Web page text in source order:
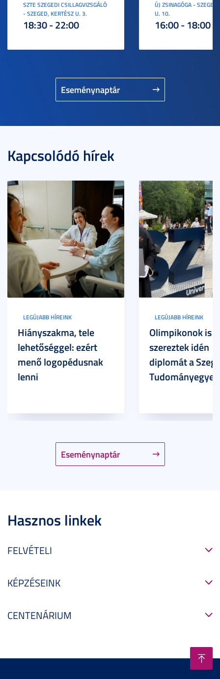
Eseménynaptár
SZTE SZEGEDI CSILLAGVIZSGÁLÓ
- SZEGED, KERTÉSZ U. 3.
18:30 - 22:00
ÚJ ZSINAGÓGA -
U. 10.
16:00 - 18:00
Kapcsolódó hírek
Eseménynaptár
LEGÚJABB HÍREINK
Hiányszakma, tele
lehetőséggel: ezért
menő logopédusnak
lenni
LEGÚJABB HÍREINK
Olimpikonok is
szereztek idén
diplomát a
Hasznos linkek
FELVÉTELI
KÉPZÉSEINK
CENTENÁRIUM